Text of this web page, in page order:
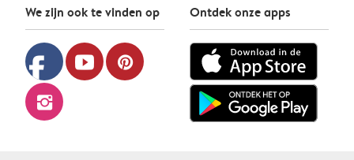
We zijn ook te vinden op
facebook youtube pinterest
instagram
Ontdek onze apps